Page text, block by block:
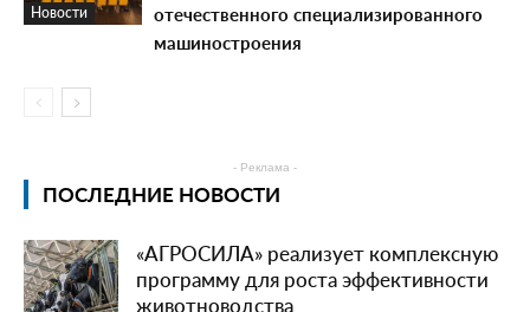
Новости
отечественного специализированного
машиностроения
- Реклама -
ПОСЛЕДНИЕ НОВОСТИ
«АГРОСИЛА» реализует комплексную
программу для роста эффективности
животноводства